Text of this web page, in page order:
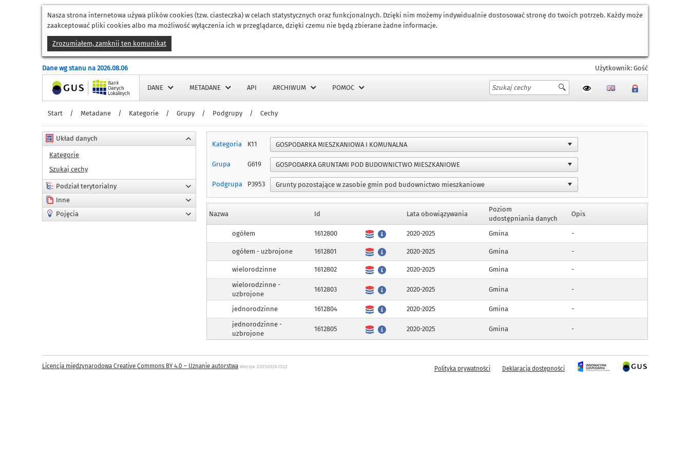
Nasza strona internetowa używa plików cookies (tzw. ciasteczka) w celach statystycznych oraz funkcjonalnych. Dzięki nim możemy indywidualnie dostosować stronę do twoich potrzeb. Każdy może
zaakceptować pliki cookies albo ma możliwość wyłączenia ich w przeglądarce, dzięki czemu nie będą zbierane żadne informacje.
Zrozumiałem, zamknij ten komunikat
Dane wg stanu na 2026.08.06 Użytkownik: Gość
Strona główna DANE METADANE API ARCHIWUM POMOC
Start / Metadane / Kategorie / Grupy / Podgrupy / Cechy
Układ danych
Kategorie
Szukaj cechy
Podział terytorialny
Inne
Pojęcia
Kategoria K11
Grupa G619
Podgrupa P3953
Nazwa Id Lata obowiązywania
Poziom
udostępniania danych
Opis
ogółem 1612800 2020-2025 Gmina -
ogółem - uzbrojone 1612801 2020-2025 Gmina -
wielorodzinne 1612802 2020-2025 Gmina
-
wielorodzinne -
uzbrojone
1612803 2020-2025 Gmina -
jednorodzinne 1612804 2020-2025 Gmina
-
jednorodzinne -
uzbrojone
1612805 2020-2025 Gmina -
Licencja międzynarodowa Creative Commons BY 4.0 – Uznanie autorstwa Wersja: 20250326.1322 Polityka prywatności Deklaracja dostępności